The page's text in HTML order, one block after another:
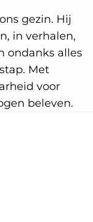
gezin. Hij
in verhalen,
ondanks alles
Met
voor
beleven.